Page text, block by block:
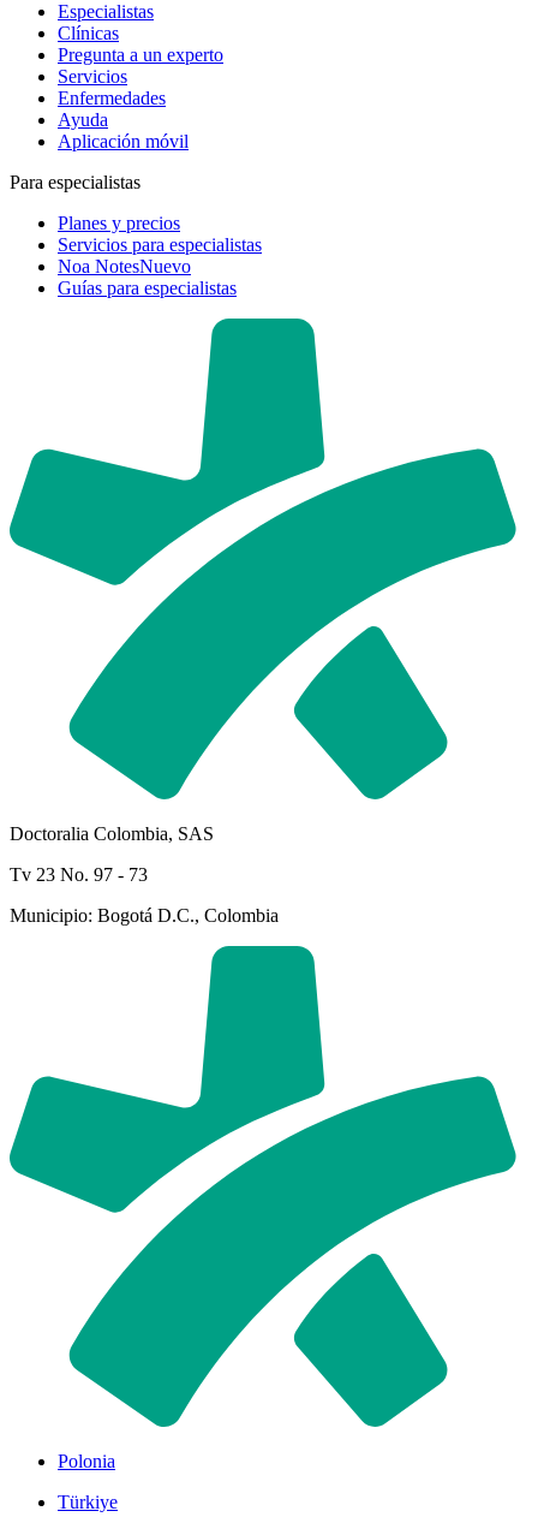
Especialistas
Clínicas
Pregunta a un experto
Servicios
Enfermedades
Ayuda
Aplicación móvil
Para especialistas
Planes y precios
Servicios para especialistas
Noa NotesNuevo
Guías para especialistas
Doctoralia Colombia, SAS
Tv 23 No. 97 - 73
Municipio: Bogotá D.C., Colombia
Polonia
Türkiye